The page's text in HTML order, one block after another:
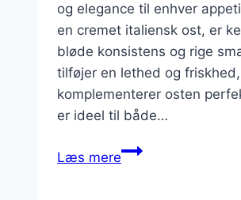
og elegance til enhver
en cremet italiensk ost, er
bløde konsistens og rige
tilføjer en lethed og
komplementerer osten
er ideel til både…
Læs mereBurrata